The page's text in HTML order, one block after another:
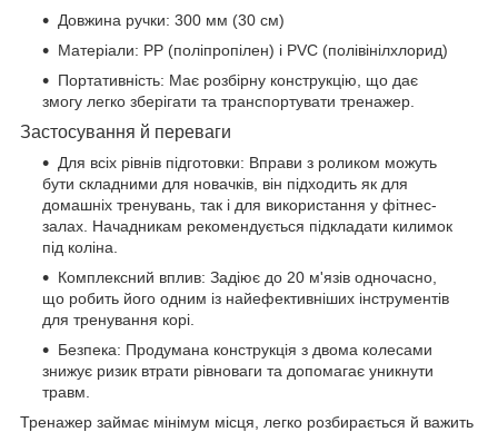
Довжина ручки: 300 мм (30 см)
Матеріали: PP (поліпропілен) і PVC (полівінілхлорид)
Портативність: Має розбірну конструкцію, що дає
змогу легко зберігати та транспортувати тренажер.
Застосування й переваги
Для всіх рівнів підготовки: Вправи з роликом можуть
бути складними для новачків, він підходить як для
домашніх тренувань, так і для використання у фітнес-
залах. Начадникам рекомендується підкладати килимок
під коліна.
Комплексний вплив: Задіює до 20 м'язів одночасно,
що робить його одним із найефективніших інструментів
для тренування корі.
Безпека: Продумана конструкція з двома колесами
знижує ризик втрати рівноваги та допомагає уникнути
травм.
Тренажер займає мінімум місця, легко розбирається й важить